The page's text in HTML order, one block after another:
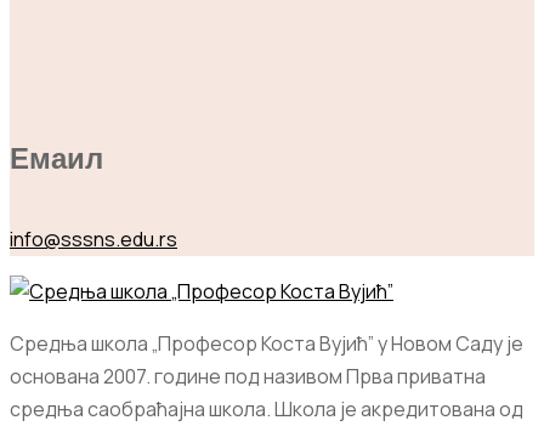
Емаил
info@sssns.edu.rs
Средња школа „Професор Коста Вујић” у Новом Саду је
основана 2007. године под називом Прва приватна
средња саобраћајна школа. Школа је акредитована од